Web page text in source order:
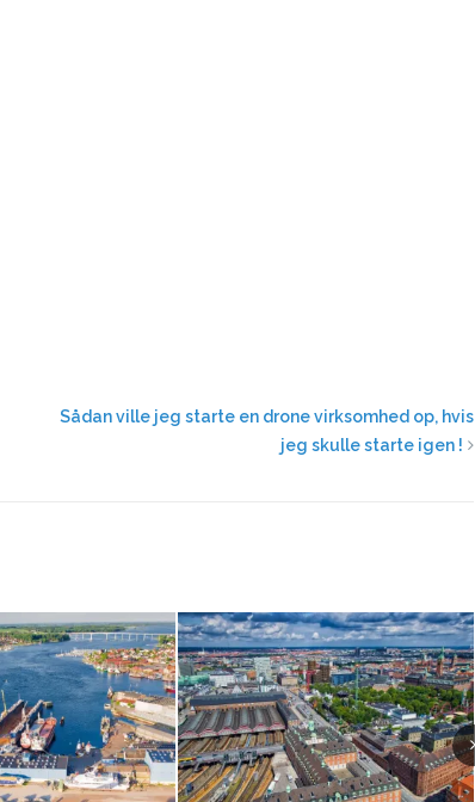
Sådan ville jeg starte en drone virksomhed op, hvis
jeg skulle starte igen !